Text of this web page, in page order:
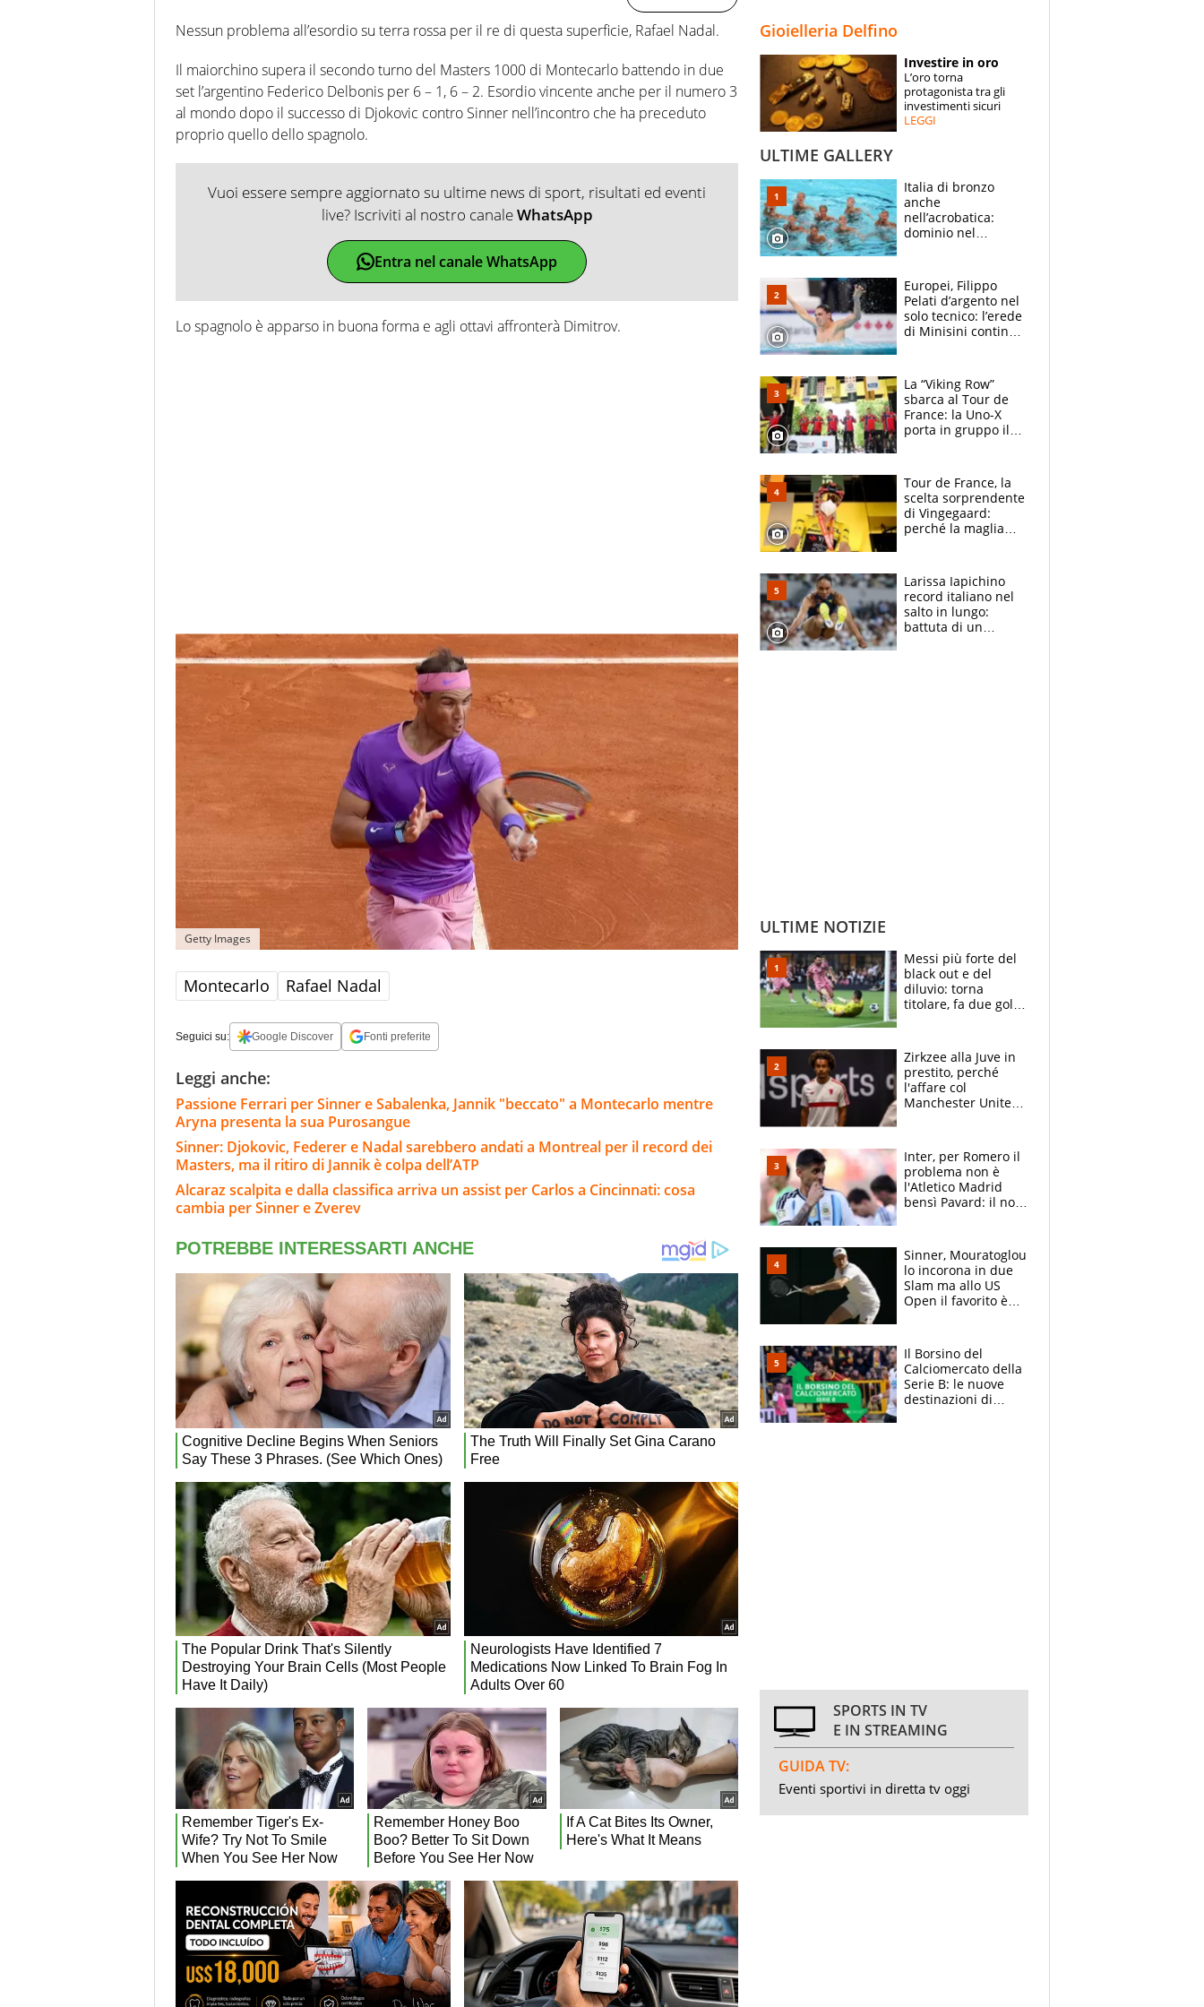
ESPERTI
CONTATTI
Nessun problema all’esordio su terra rossa per il re di questa superficie, Rafael Nadal.
Il maiorchino supera il secondo turno del Masters 1000 di Montecarlo battendo in due
set l’argentino Federico Delbonis per 6 – 1, 6 – 2. Esordio vincente anche per il numero 3
al mondo dopo il successo di Djokovic contro Sinner nell’incontro che ha preceduto
proprio quello dello spagnolo.
Vuoi essere sempre aggiornato su ultime news di sport, risultati ed eventi
live? Iscriviti al nostro canaleWhatsApp
Entra nel canale WhatsApp
Lo spagnolo è apparso in buona forma e agli ottavi affronterà Dimitrov.
Getty Images
Montecarlo Rafael Nadal
Seguici su: Google Discover Fonti preferite
Leggi anche:
Passione Ferrari per Sinner e Sabalenka, Jannik "beccato" a Montecarlo mentre
Aryna presenta la sua Purosangue
Sinner: Djokovic, Federer e Nadal sarebbero andati a Montreal per il record dei
Masters, ma il ritiro di Jannik è colpa dell’ATP
Alcaraz scalpita e dalla classifica arriva un assist per Carlos a Cincinnati: cosa
cambia per Sinner e Zverev
Gioielleria Delfino
Investire in oro
L’oro torna
protagonista tra gli
investimenti sicuri
LEGGI
ULTIME GALLERY
Italia di bronzo
anche
nell’acrobatica:
dominio nel
e compagni
continuare
Europei, Filippo
Pelati d’argento nel
solo tecnico: l’erede
di Minisini continua
mirino
La “Viking Row”
sbarca al Tour de
France: la Uno-X
porta in gruppo il
compagni
Tour de France, la
scelta sorprendente
di Vingegaard:
perché la maglia
rischio da evitare
Larissa Iapichino
record italiano nel
salto in lungo:
battuta di un
ULTIME NOTIZIE
Messi più forte del
black out e del
diluvio: torna
titolare, fa due gol e
che ritiro
Zirkzee alla Juve in
prestito, perché
l'affare col
Manchester United
Inter, per Romero il
problema non è
l'Atletico Madrid
bensì Pavard: il no
Sinner, Mouratoglou
lo incorona in due
Slam ma allo US
Open il favorito è
museo
Il Borsino del
Calciomercato della
Serie B: le nuove
destinazioni di
SPORTS IN TV
E IN STREAMING
GUIDA TV:
Eventi sportivi in diretta tv oggi